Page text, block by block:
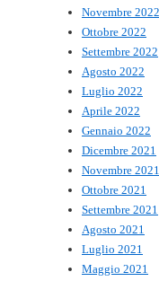
Novembre 2022
Ottobre 2022
Settembre 2022
Agosto 2022
Luglio 2022
Aprile 2022
Gennaio 2022
Dicembre 2021
Novembre 2021
Ottobre 2021
Settembre 2021
Agosto 2021
Luglio 2021
Maggio 2021